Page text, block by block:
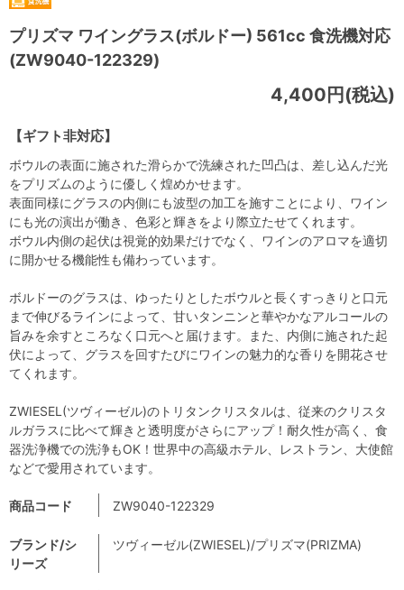
プリズマ ワイングラス(ボルドー) 561cc 食洗機対応
(ZW9040-122329)
【ギフト非対応】
4,400円(税込)
商品コード ZW9040-122329
ブランド/シ
リーズ
ツヴィーゼル(ZWIESEL)/プリズマ(PRIZMA)
ボウルの表面に施された滑らかで洗練された凹凸は、差し込んだ光
をプリズムのように優しく煌めかせます。
表面同様にグラスの内側にも波型の加工を施すことにより、ワイン
にも光の演出が働き、色彩と輝きをより際立たせてくれます。
ボウル内側の起伏は視覚的効果だけでなく、ワインのアロマを適切
に開かせる機能性も備わっています。
ボルドーのグラスは、ゆったりとしたボウルと長くすっきりと口元
まで伸びるラインによって、甘いタンニンと華やかなアルコールの
旨みを余すところなく口元へと届けます。また、内側に施された起
伏によって、グラスを回すたびにワインの魅力的な香りを開花させ
てくれます。
ZWIESEL(ツヴィーゼル)のトリタンクリスタルは、従来のクリスタ
ルガラスに比べて輝きと透明度がさらにアップ！耐久性が高く、食
器洗浄機での洗浄もOK！世界中の高級ホテル、レストラン、大使館
などで愛用されています。